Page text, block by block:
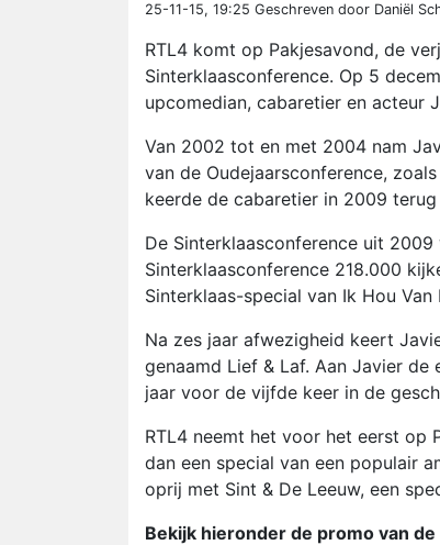
25-11-15, 19:25 Geschreven door Daniël
RTL4 komt op Pakjesavond, de
Sinterklaasconference. Op 5
upcomedian, cabaretier en acteur
Van 2002 tot en met 2004 nam
van de Oudejaarsconference,
keerde de cabaretier in 2009
De Sinterklaasconference uit
Sinterklaasconference 218.000
Sinterklaas-special van Ik Hou
Na zes jaar afwezigheid keert
genaamd Lief & Laf. Aan Javier
jaar voor de vijfde keer in de
RTL4 neemt het voor het eerst op
dan een special van een populair
oprij met Sint & De Leeuw, een
Bekijk hieronder de promo van